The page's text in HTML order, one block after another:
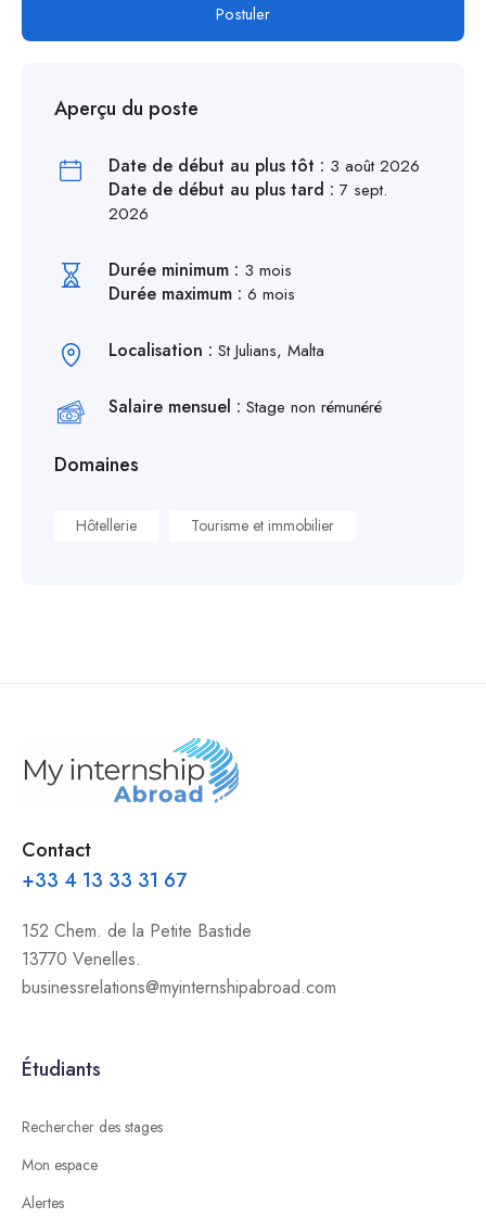
Postuler
Aperçu du poste
Date de début au plus tôt : 3 août 2026
Date de début au plus tard : 7 sept.
2026
Durée minimum : 3 mois
Durée maximum : 6 mois
Localisation : St Julians, Malta
Salaire mensuel : Stage non rémunéré
Domaines
Hôtellerie Tourisme et immobilier
Contact
+33 4 13 33 31 67
152 Chem. de la Petite Bastide
13770 Venelles.
businessrelations@myinternshipabroad.com
Étudiants
Rechercher des stages
Mon espace
Alertes